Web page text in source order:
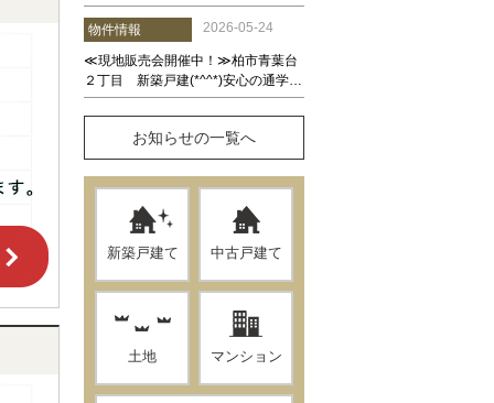
お知らせの一覧へ
新築戸建て 中古戸建て
土地 マンション